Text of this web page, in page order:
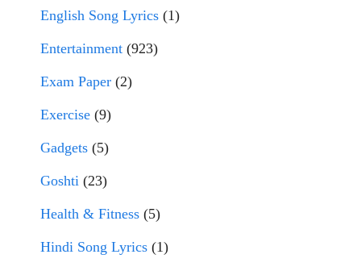
English Song Lyrics (1)
Entertainment (923)
Exam Paper (2)
Exercise (9)
Gadgets (5)
Goshti (23)
Health & Fitness (5)
Hindi Song Lyrics (1)